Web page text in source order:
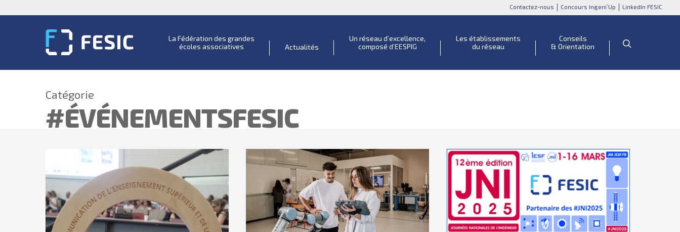
Contactez-nous Concours Ingeni’Up LinkedIn FESIC
La Fédération des grandes
écoles associatives
Actualités
Un réseau d’excellence,
composé d’EESPIG
Les établissements
du réseau
Conseils
& Orientation
Catégorie
#ÉVÉNEMENTSFESIC